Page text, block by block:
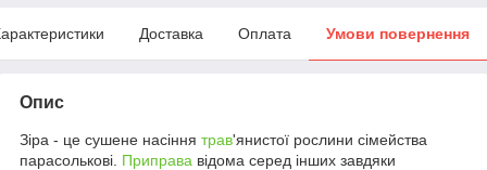
Доставка Оплата Умови повернення
Опис
Зіра - це сушене насіння трав'янистої рослини сімейства
парасолькові. Приправа відома серед інших завдяки